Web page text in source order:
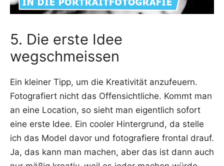
5. Die erste Idee
wegschmeissen
Ein klei­ner Tipp, um die Krea­ti­vi­tät anzu­feu­ern.
Foto­gra­fiert nicht das Offen­sicht­li­che. Kommt man
an eine Loca­ti­on, so sieht man eigent­lich sofort
eine ers­te Idee. Ein coo­ler Hin­ter­grund, da stel­le
ich das Model davor und foto­gra­fie­re fron­tal drauf.
Ja, das kann man machen, aber das ist dann auch